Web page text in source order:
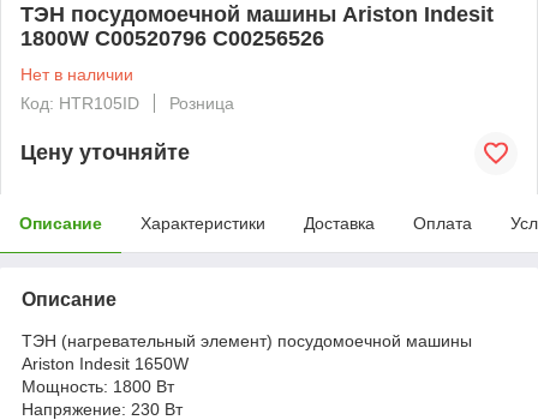
ТЭН посудомоечной машины Ariston Indesit
1800W C00520796 C00256526
Нет в наличии
Код: HTR105ID
Розница
Цену уточняйте
Описание Характеристики Доставка Оплата
Описание
ТЭН (нагревательный элемент) посудомоечной машины
Ariston Indesit 1650W
Мощность: 1800 Вт
Напряжение: 230 Вт